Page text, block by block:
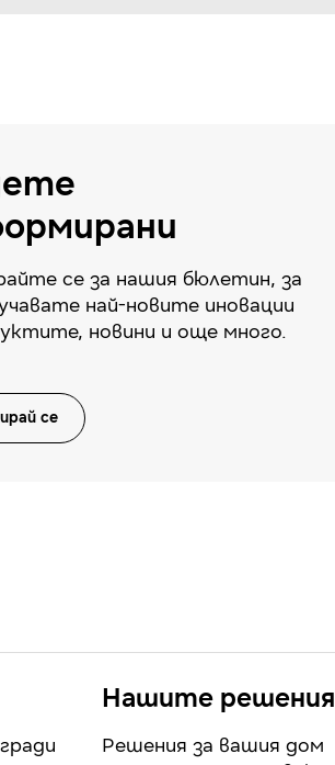
се за нашия бюлетин, за
най-новите иновации
новини и още много.
се
Нашите решения
Решения за вашия дом